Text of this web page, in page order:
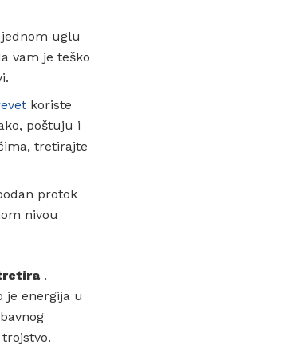
uglu
vam je teško
koriste
poštuju i
tretirajte
protok
nivou
.
je energija u